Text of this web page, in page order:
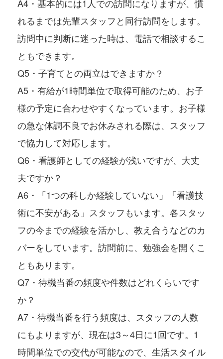
A4・基本的には1人での訪問になりますが、慣
れるまでは先輩スタッフと同行訪問をします。
訪問中に判断に迷った時は、電話で相談するこ
ともできます。
Q5・子育てとの両立はできますか？
A5・有給が1時間単位で取得可能のため、お子
様の予定に合わせやすくなっています。お子様
の急な体調不良でお休みされる際は、スタッフ
で協力して対応します。
Q6・看護師としての経験が浅いですが、大丈
夫ですか？
A6・「1つの科しか経験していない」「看護技
術に不安がある」スタッフもいます。各スタッ
フの今までの経験を活かし、教え合うなどのカ
バーをしています。訪問前に、勉強会を開くこ
ともあります。
Q7・待機当番の頻度や件数はどれくらいです
か？
A7・待機当番を行う頻度は、スタッフの人数
にもよりますが、現在は3～4日に1回です。1
時間単位での交代が可能なので、生活スタイル